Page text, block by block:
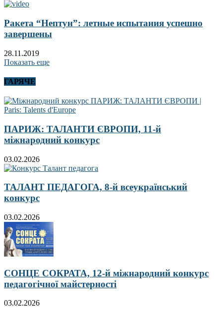
Ракета “Нептун”: летные испытания успешно
завершены
28.11.2019
Показать еще
ГАРЯЧЕ
ПАРИЖ: ТАЛАНТИ ЄВРОПИ, 11-й
міжнародний конкурс
03.02.2026
ТАЛАНТ ПЕДАГОГА, 8-й всеукраїнський
конкурс
03.02.2026
СОНЦЕ СОКРАТА, 12-й міжнародний конкурс
педагогічної майстерності
03.02.2026